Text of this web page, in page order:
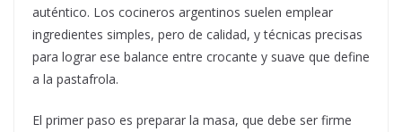
auténtico. Los cocineros argentinos suelen emplear
ingredientes simples, pero de calidad, y técnicas precisas
para lograr ese balance entre crocante y suave que define
a la pastafrola.
El primer paso es preparar la masa, que debe ser firme